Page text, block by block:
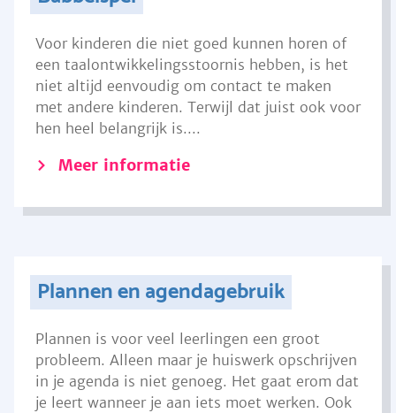
Voor kinderen die niet goed kunnen horen of
een taalontwikkelingsstoornis hebben, is het
niet altijd eenvoudig om contact te maken
met andere kinderen. Terwijl dat juist ook voor
hen heel belangrijk is....
Meer informatie
Plannen en agendagebruik
Plannen is voor veel leerlingen een groot
probleem. Alleen maar je huiswerk opschrijven
in je agenda is niet genoeg. Het gaat erom dat
je leert wanneer je aan iets moet werken. Ook